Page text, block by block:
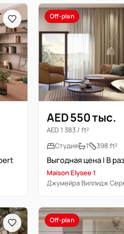
Off-plan
AED 550 тыс.
AED 1 383 / ft²
Студия
1 398 ft²
Maison Elysee 1
Джумейра Виллидж
Off-plan